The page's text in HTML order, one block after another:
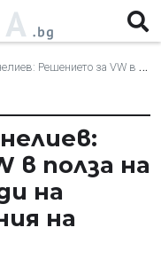
на Турция ще навреди на имиджа на Германия на Балканите
в полза на
на
на